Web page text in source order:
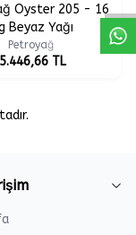
Oyster 205 - 16
Beyaz Yağı
Petroyağ
5.446,66TL